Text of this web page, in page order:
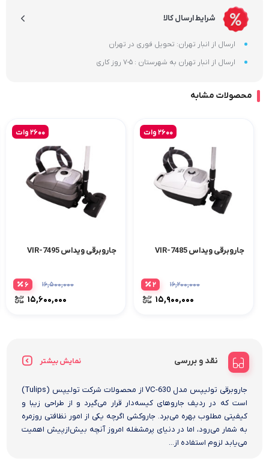
شرایط ارسال کالا
ارسال از انبار تهران: تحویل فوری در تهران
ارسال از انبار تهران به شهرستان : 5-7 روز کاری
محصولات مشابه
2600 وات
جاروبرقی ویداس VIR-7485
۱۶,۲۰۰,۰۰۰
۱۵,۹۰۰,۰۰۰
۲
2600 وات
جاروبرقی ویداس VIR-7495
۱۶,۵۰۰,۰۰۰
۱۵,۶۰۰,۰۰۰
۶
نقد و بررسی نمایش بیشتر
جاروبرقی تولیپس مدل VC-630 از محصولات شرکت تولیپس (Tulips)
است که در ردیف جاروهای کیسه‌دار قرار می‌گیرد و از طراحی زیبا و
کیفیتی مطلوب بهره می‌برد. جاروکشی اگرچه یکی از امور نظافتی روزمره
به شمار می‌رود، اما در دنیای پرمشغله امروز آنچه بیش‌ازپیش اهمیت
می‌یابد لزوم استفاده از...